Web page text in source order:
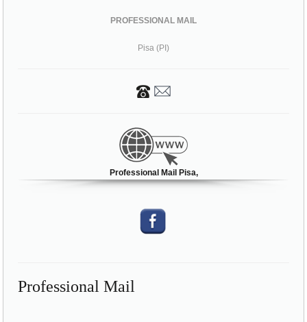
PROFESSIONAL MAIL
Pisa (PI)
Professional Mail Pisa,
Professional Mail